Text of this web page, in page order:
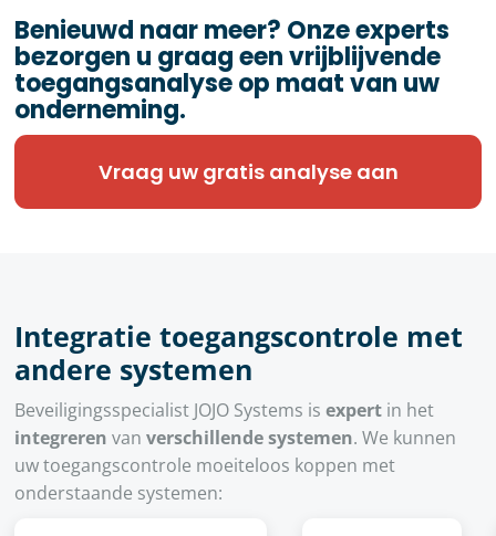
Benieuwd naar meer? Onze experts
bezorgen u graag een vrijblijvende
toegangsanalyse op maat van uw
onderneming.
Vraag uw gratis analyse aan
Integratie toegangscontrole met
andere systemen
Beveiligingsspecialist JOJO Systems isexpert in het
integreren vanverschillende systemen. We kunnen
uw toegangscontrole moeiteloos koppen met
onderstaande systemen: